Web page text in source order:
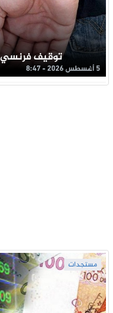
توقيف
5 أغسطس 2026 - 8:47
مستجدات